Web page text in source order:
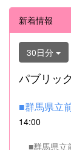
新着情報
30日分
パブリック
14:00
■群馬県立